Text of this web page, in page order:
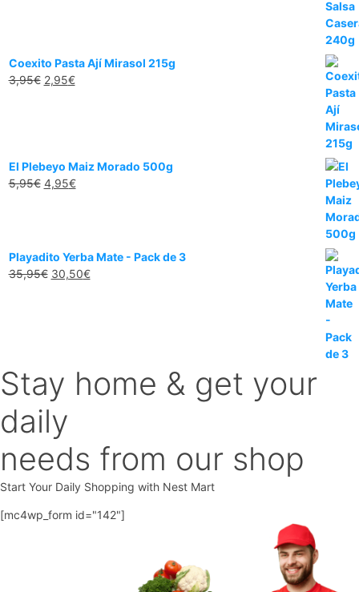
3,95€.2,00€.
Coexito Pasta Ají Mirasol 215g
3,95€ El
2,95€El
El Plebeyo Maiz Morado 500g
5,95€ El
5,95€.
4,95€El
4,95€.
Playadito Yerba Mate - Pack de 3
35,95€ El
30,50€El
Stay home & get your
daily
needs from our shop
Start Your Daily Shopping with Nest Mart
[mc4wp_form id="142"]